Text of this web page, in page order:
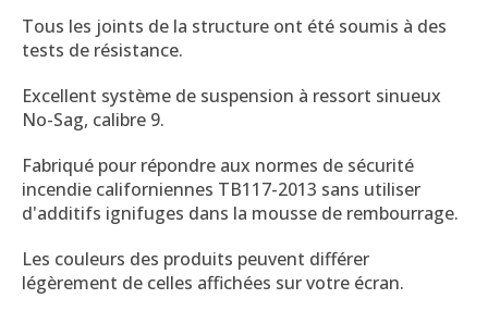
Tous les joints de la structure ont été soumis à des
tests de résistance.
Excellent système de suspension à ressort sinueux
No-Sag, calibre 9.
Fabriqué pour répondre aux normes de sécurité
incendie californiennes TB117-2013 sans utiliser
d'additifs ignifuges dans la mousse de rembourrage.
Les couleurs des produits peuvent différer
légèrement de celles affichées sur votre écran.